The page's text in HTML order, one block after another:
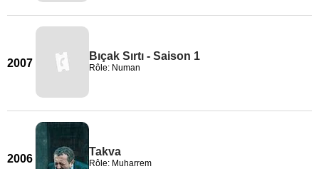
2007
Bıçak Sırtı - Saison 1
Rôle: Numan
2006
Takva
Rôle: Muharrem